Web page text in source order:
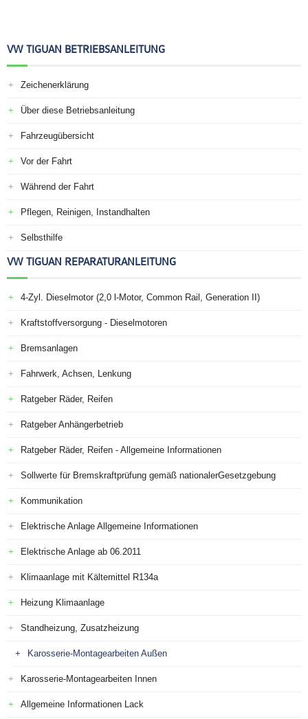
VW TIGUAN BETRIEBSANLEITUNG
Zeichenerklärung
Über diese Betriebsanleitung
Fahrzeugübersicht
Vor der Fahrt
Während der Fahrt
Pflegen, Reinigen, Instandhalten
Selbsthilfe
VW TIGUAN REPARATURANLEITUNG
4-Zyl. Dieselmotor (2,0 l-Motor, Common Rail, Generation II)
Kraftstoffversorgung - Dieselmotoren
Bremsanlagen
Fahrwerk, Achsen, Lenkung
Ratgeber Räder, Reifen
Ratgeber Anhängerbetrieb
Ratgeber Räder, Reifen - Allgemeine Informationen
Sollwerte für Bremskraftprüfung gemäß nationalerGesetzgebung
Kommunikation
Elektrische Anlage Allgemeine Informationen
Elektrische Anlage ab 06.2011
Klimaanlage mit Kältemittel R134a
Heizung Klimaanlage
Standheizung, Zusatzheizung
Karosserie-Montagearbeiten Außen
Karosserie-Montagearbeiten Innen
Allgemeine Informationen Lack